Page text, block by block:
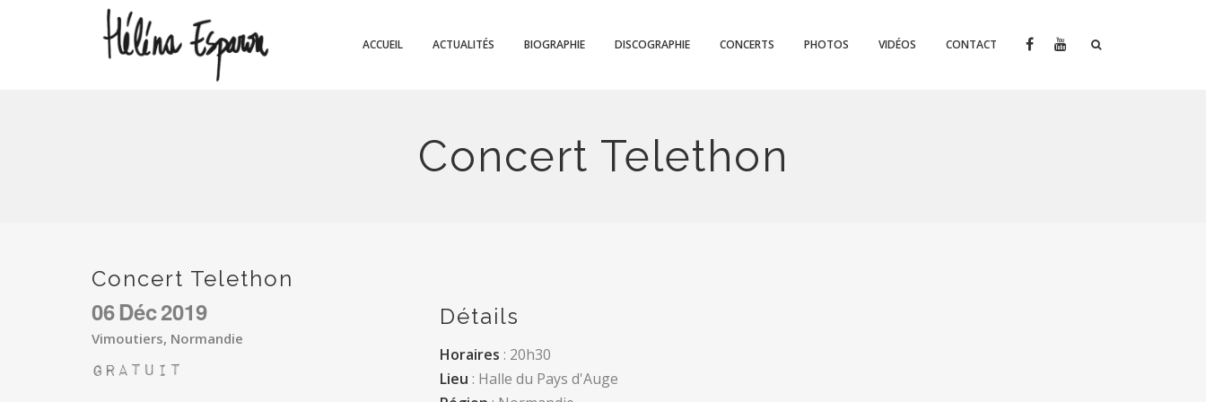
ACCUEIL ACTUALITÉS BIOGRAPHIE DISCOGRAPHIE CONCERTS PHOTOS VIDÉOS CONTACT
Concert Telethon
Concert Telethon
06Déc2019
Vimoutiers, Normandie
Gratuit
Détails
Horaires : 20h30
Lieu : Halle du Pays d'Auge